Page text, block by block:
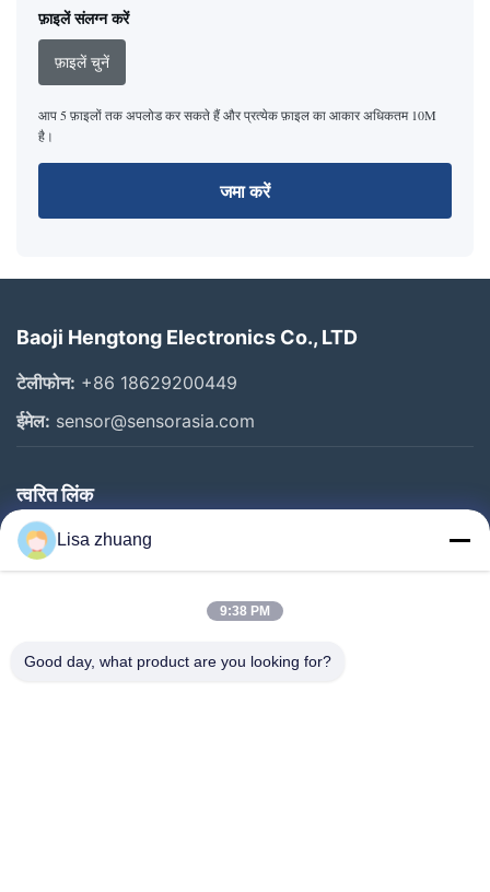
फ़ाइलें संलग्न करें
फ़ाइलें चुनें
आप 5 फ़ाइलों तक अपलोड कर सकते हैं और प्रत्येक फ़ाइल का आकार अधिकतम 10M
है।
जमा करें
Baoji Hengtong Electronics Co., LTD
टेलीफोन: +86 18629200449
ईमेल: sensor@sensorasia.com
त्वरित लिंक
घर
उत्पादों
हमारे बारे में
Lisa zhuang
9:38 PM
Good day, what product are you looking for?